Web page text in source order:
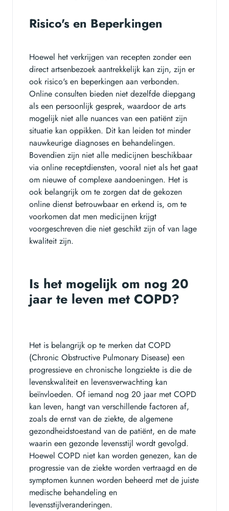
Risico's en Beperkingen
Hoewel het verkrijgen van recepten zonder een
direct artsenbezoek aantrekkelijk kan zijn, zijn er
ook risico's en beperkingen aan verbonden.
Online consulten bieden niet dezelfde diepgang
als een persoonlijk gesprek, waardoor de arts
mogelijk niet alle nuances van een patiënt zijn
situatie kan oppikken. Dit kan leiden tot minder
nauwkeurige diagnoses en behandelingen.
Bovendien zijn niet alle medicijnen beschikbaar
via online receptdiensten, vooral niet als het gaat
om nieuwe of complexe aandoeningen. Het is
ook belangrijk om te zorgen dat de gekozen
online dienst betrouwbaar en erkend is, om te
voorkomen dat men medicijnen krijgt
voorgeschreven die niet geschikt zijn of van lage
kwaliteit zijn.
Is het mogelijk om nog 20
jaar te leven met COPD?
Het is belangrijk op te merken dat COPD
(Chronic Obstructive Pulmonary Disease) een
progressieve en chronische longziekte is die de
levenskwaliteit en levensverwachting kan
beïnvloeden. Of iemand nog 20 jaar met COPD
kan leven, hangt van verschillende factoren af,
zoals de ernst van de ziekte, de algemene
gezondheidstoestand van de patiënt, en de mate
waarin een gezonde levensstijl wordt gevolgd.
Hoewel COPD niet kan worden genezen, kan de
progressie van de ziekte worden vertraagd en de
symptomen kunnen worden beheerd met de juiste
medische behandeling en
levensstijlveranderingen.